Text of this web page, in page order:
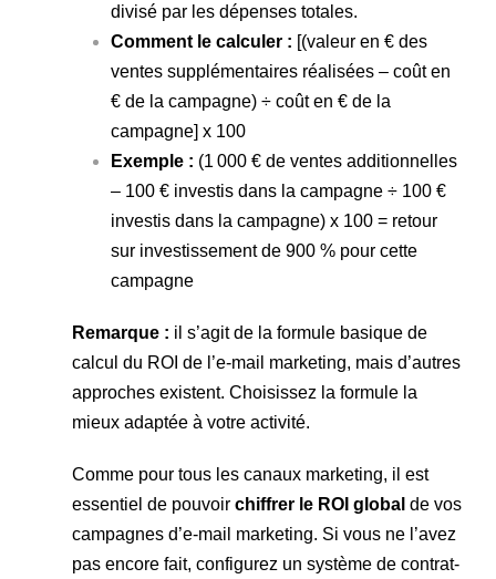
divisé par les dépenses totales.
Comment le calculer : [(valeur en € des
ventes supplémentaires réalisées – coût en
€ de la campagne) ÷ coût en € de la
campagne] x 100
Exemple : (1 000 € de ventes additionnelles
– 100 € investis dans la campagne ÷ 100 €
investis dans la campagne) x 100 = retour
sur investissement de 900 % pour cette
campagne
Remarque : il s’agit de la formule basique de
calcul du ROI de l’e-mail marketing, mais d’autres
approches existent. Choisissez la formule la
mieux adaptée à votre activité.
Comme pour tous les canaux marketing, il est
essentiel de pouvoir chiffrer le ROI global de vos
campagnes d’e-mail marketing. Si vous ne l’avez
pas encore fait, configurez un système de contrat-